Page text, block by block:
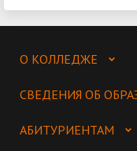
О КОЛЛЕДЖЕ
СВЕДЕНИЯ ОБ
АБИТУРИЕНТАМ